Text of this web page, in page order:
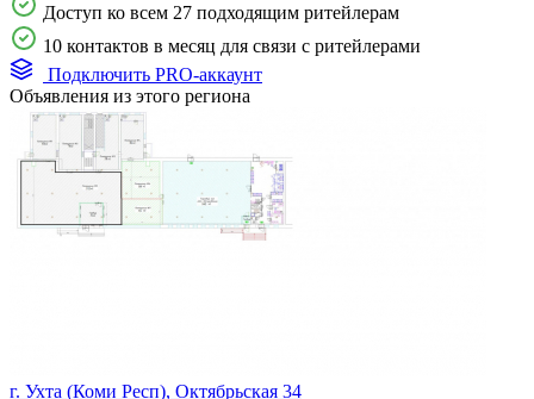
Доступ ко всем 27 подходящим ритейлерам
10 контактов в месяц для связи с ритейлерами
Подключить PRO-аккаунт
Объявления из этого региона
г. Ухта (Коми Респ), Октябрьская 34